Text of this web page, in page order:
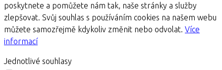
poskytnete a pomůžete nám tak, naše stránky a služby
zlepšovat. Svůj souhlas s používáním cookies na našem webu
můžete samozřejmě kdykoliv změnit nebo odvolat. Více
informací
Jednotlivé souhlasy